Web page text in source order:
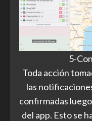
5-
Toda acción
las
confirmadas
del app. Esto se